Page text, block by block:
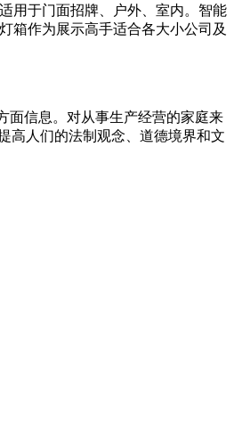
用于门面招牌、户外、室内。智能
箱作为展示高手适合各大小公司及
面信息。对从事生产经营的家庭来
高人们的法制观念、道德境界和文